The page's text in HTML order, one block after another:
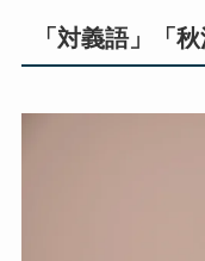
「対義語」「